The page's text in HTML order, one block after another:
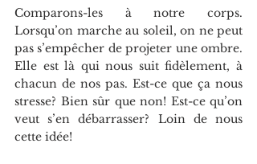
Comparons-les à notre corps.
Lorsqu’on marche au soleil, on ne peut
pas s’empêcher de projeter une ombre.
Elle est là qui nous suit fidèlement, à
chacun de nos pas. Est-ce que ça nous
stresse? Bien sûr que non! Est-ce qu’on
veut s’en débarrasser? Loin de nous
cette idée!